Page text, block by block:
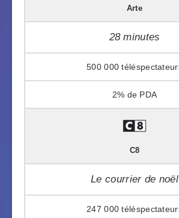
Arte
28 minutes
500 000
2%
C8
Le courrier de noël
247 000